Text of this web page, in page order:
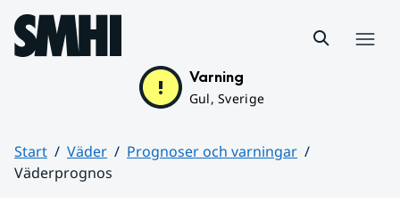
Hoppa till sidans innehåll
Varning
Gul, Sverige
Start Väder
Prognoser och varningar
Väderprognos